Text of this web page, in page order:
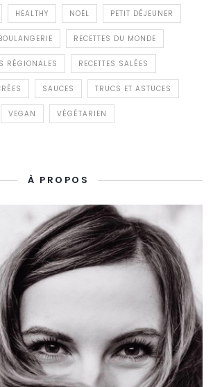
HEALTHY NOËL PETIT DÉJEUNER
RECETTES DU MONDE
RÉGIONALES RECETTES SALÉES
SAUCES TRUCS ET ASTUCES
VEGAN VÉGÉTARIEN
À PROPOS